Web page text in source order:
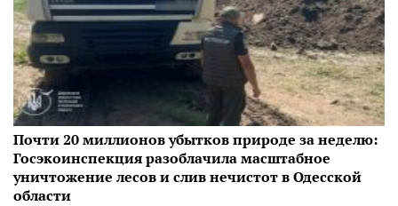
Почти 20 миллионов убытков природе за неделю:
Госэкоинспекция разоблачила масштабное
уничтожение лесов и слив нечистот в Одесской
области